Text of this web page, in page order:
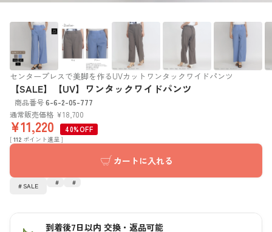
センタープレスで美脚を作るUVカットワンタックワイドパンツ
【SALE】【UV】ワンタックワイドパンツ
商品番号6-6-2-05-777
通常販売価格 ¥18,700
¥11,220 40%OFF
[ 112 ポイント進呈 ]
カートに入れる
SALE
到着後7日以内 交換・返品可能